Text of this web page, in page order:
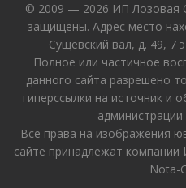
© 2009 — 2026 ИП Лозовая
защищены. Адрес место
Сущевский вал, д. 49, 7
Полное или частичное
данного сайта разрешено
гиперссылки на источник и
Все права на изображения
сайте принадлежат
Nota-